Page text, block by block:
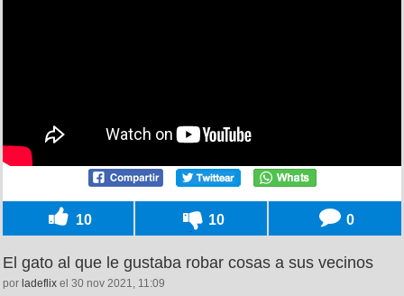
10 10 0
El gato al que le gustaba robar cosas a sus vecinos
por ladeflix el 30 nov 2021, 11:09